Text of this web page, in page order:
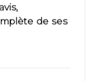
de ses